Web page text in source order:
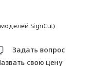
SignCut)
Задать вопрос
свою цену